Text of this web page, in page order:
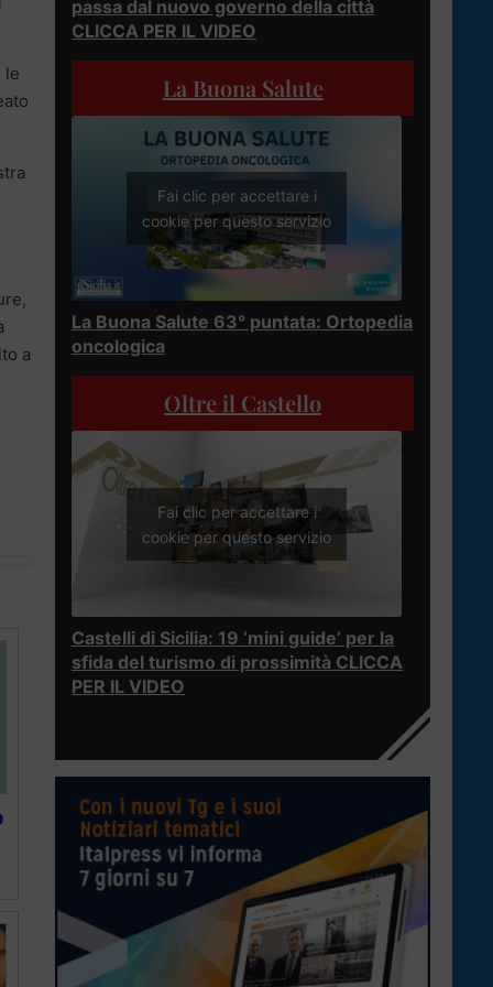
le
a
passa dal nuovo governo della città
CLICCA PER IL VIDEO
La Buona Salute
Fai clic per accettare i
cookie per questo servizio
La Buona Salute 63° puntata: Ortopedia
oncologica
Oltre il Castello
Fai clic per accettare i
cookie per questo servizio
Castelli di Sicilia: 19 ‘mini guide’ per la
sfida del turismo di prossimità CLICCA
PER IL VIDEO